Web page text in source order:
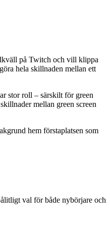
på Twitch och vill klippa
hela skillnaden mellan ett
stor roll – särskilt för green
mellan green screen
hem förstaplatsen som
val för både nybörjare och